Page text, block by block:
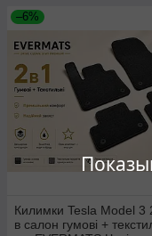
–6%
Килимки Tesla Model 3
в салон гумові +